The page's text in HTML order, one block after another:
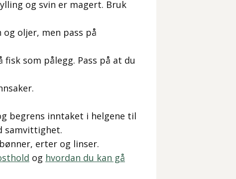
og svin er magert. Bruk
oljer, men pass på
som pålegg. Pass på at du
begrens inntaket i helgene til
samvittighet.
erter og linser.
og hvordan du kan gå